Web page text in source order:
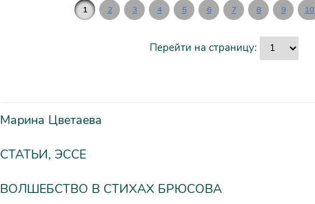
1 2 3 4 5 6 7 8 9 10
Перейти на страницу:
Марина Цветаева
СТАТЬИ, ЭССЕ
ВОЛШЕБСТВО В СТИХАХ БРЮСОВА